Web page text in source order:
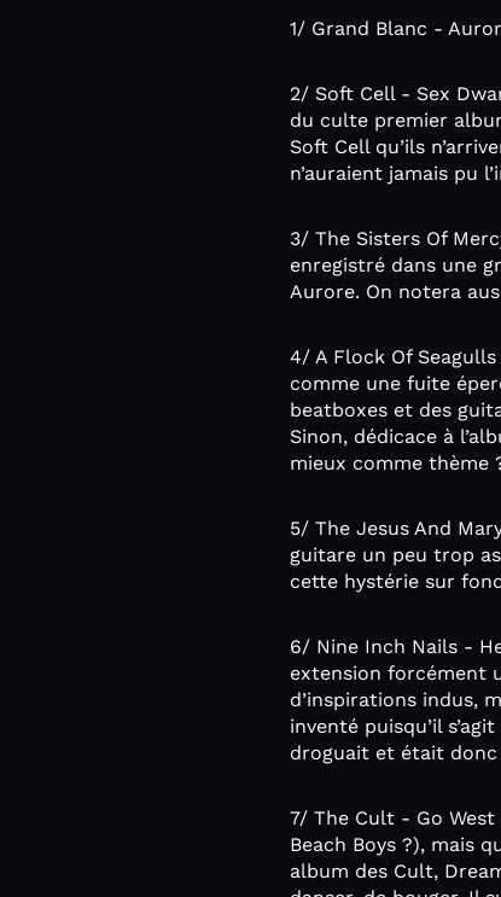
1/ Grand Blanc -
2/ Soft Cell - Sex
du culte premier
Soft Cell qu’ils
n’auraient jamais pu
3/ The Sisters Of
enregistré dans une
Aurore. On notera
4/ A Flock Of
comme une fuite
beatboxes et des
Sinon, dédicace à
mieux comme thème
5/ The Jesus And
guitare un peu trop
cette hystérie sur
6/ Nine Inch Nails -
extension forcément
d’inspirations indus,
inventé puisqu’il
droguait et était
7/ The Cult - Go
Beach Boys ?), mais
album des Cult,